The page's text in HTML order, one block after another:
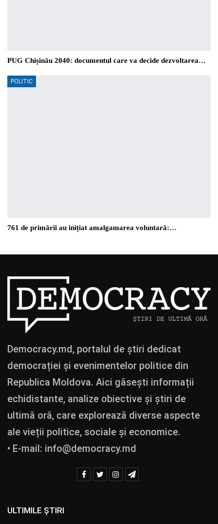
PUG Chișinău 2040: documentul care va decide dezvoltarea…
POLITIC
761 de primării au inițiat amalgamarea voluntară:…
Democracy.md, portalul de știri dedicat
democrației și evenimentelor politice din
Republica Moldova. Aici găsești informații
echidistante, analize obiective și știri de
ultimă oră, care explorează diverse aspecte
ale vieții politice, sociale și economice.
• E-mail: info@democracy.md
ULTIMILE ȘTIRI